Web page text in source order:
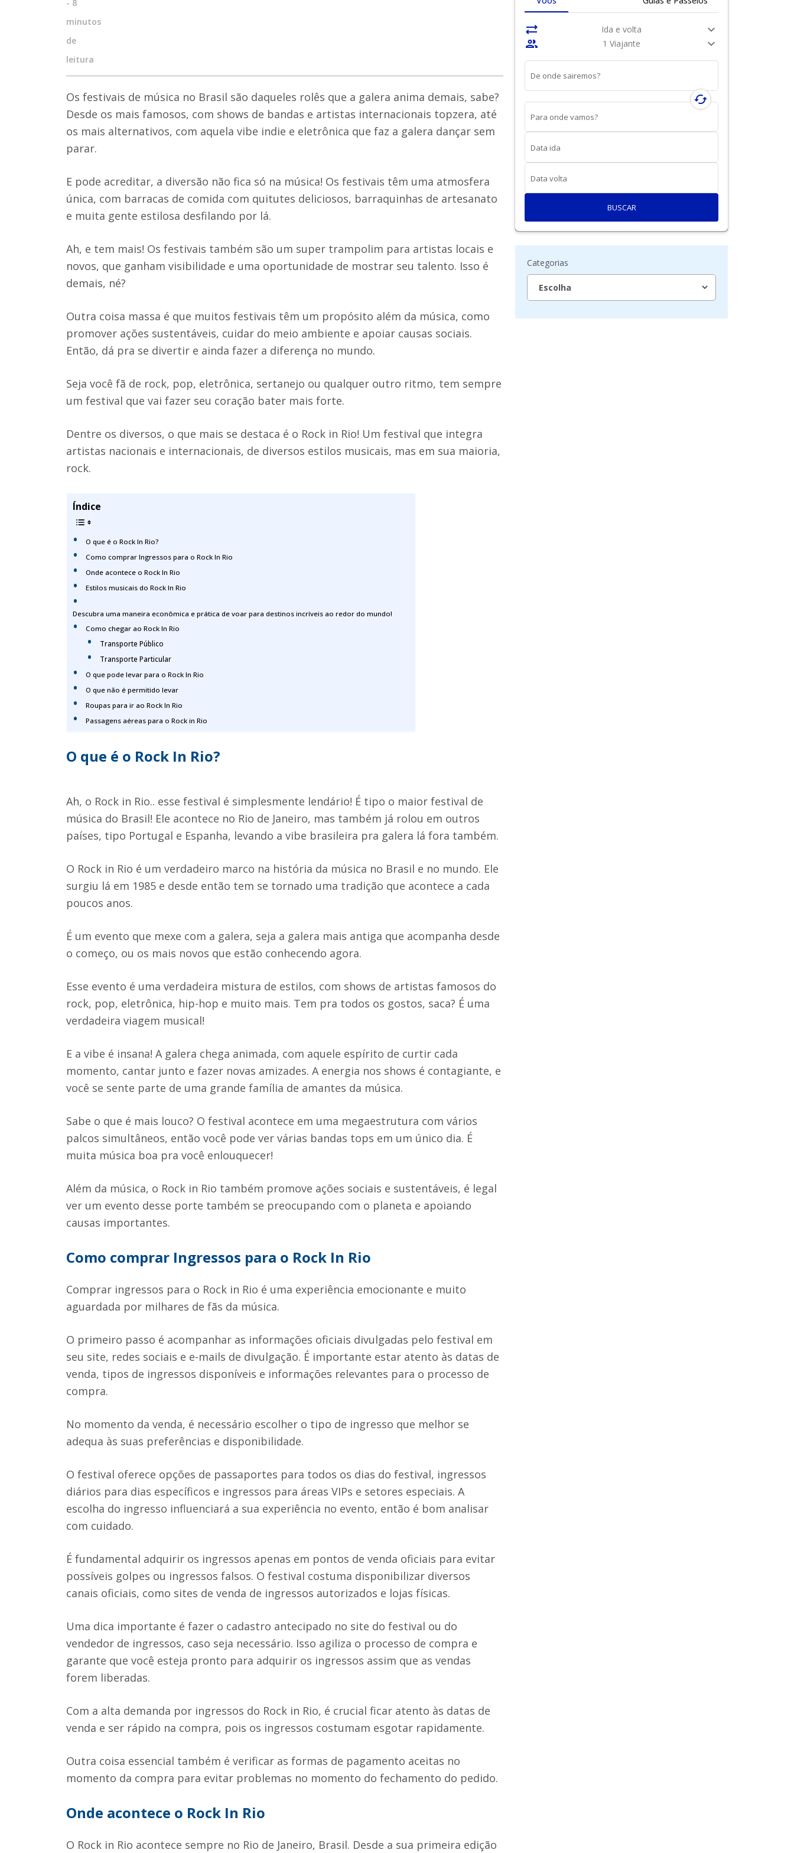
- 8
minutos
de
leitura
Os festivais de música no Brasil são daqueles rolês que a galera anima demais, sabe?
Desde os mais famosos, com shows de bandas e artistas internacionais topzera, até
os mais alternativos, com aquela vibe indie e eletrônica que faz a galera dançar sem
parar.
E pode acreditar, a diversão não fica só na música! Os festivais têm uma atmosfera
única, com barracas de comida com quitutes deliciosos, barraquinhas de artesanato
e muita gente estilosa desfilando por lá.
Ah, e tem mais! Os festivais também são um super trampolim para artistas locais e
novos, que ganham visibilidade e uma oportunidade de mostrar seu talento. Isso é
demais, né?
Outra coisa massa é que muitos festivais têm um propósito além da música, como
promover ações sustentáveis, cuidar do meio ambiente e apoiar causas sociais.
Então, dá pra se divertir e ainda fazer a diferença no mundo.
Seja você fã de rock, pop, eletrônica, sertanejo ou qualquer outro ritmo, tem sempre
um festival que vai fazer seu coração bater mais forte.
Dentre os diversos, o que mais se destaca é o Rock in Rio! Um festival que integra
artistas nacionais e internacionais, de diversos estilos musicais, mas em sua maioria,
rock.
Índice
O que é o Rock In Rio?
Como comprar Ingressos para o Rock In Rio
Onde acontece o Rock In Rio
Estilos musicais do Rock In Rio
Descubra uma maneira econômica e prática de voar para destinos incríveis ao redor do mundo!
Como chegar ao Rock In Rio
Transporte Público
Transporte Particular
O que pode levar para o Rock In Rio
O que não é permitido levar
Roupas para ir ao Rock In Rio
Passagens aéreas para o Rock in Rio
O que é o Rock In Rio?
Ah, o Rock in Rio.. esse festival é simplesmente lendário! É tipo o maior festival de
música do Brasil! Ele acontece no Rio de Janeiro, mas também já rolou em outros
países, tipo Portugal e Espanha, levando a vibe brasileira pra galera lá fora também.
O Rock in Rio é um verdadeiro marco na história da música no Brasil e no mundo. Ele
surgiu lá em 1985 e desde então tem se tornado uma tradição que acontece a cada
poucos anos.
É um evento que mexe com a galera, seja a galera mais antiga que acompanha desde
o começo, ou os mais novos que estão conhecendo agora.
Esse evento é uma verdadeira mistura de estilos, com shows de artistas famosos do
rock, pop, eletrônica, hip-hop e muito mais. Tem pra todos os gostos, saca? É uma
verdadeira viagem musical!
E a vibe é insana! A galera chega animada, com aquele espírito de curtir cada
momento, cantar junto e fazer novas amizades. A energia nos shows é contagiante, e
você se sente parte de uma grande família de amantes da música.
Sabe o que é mais louco? O festival acontece em uma megaestrutura com vários
palcos simultâneos, então você pode ver várias bandas tops em um único dia. É
muita música boa pra você enlouquecer!
Além da música, o Rock in Rio também promove ações sociais e sustentáveis, é legal
ver um evento desse porte também se preocupando com o planeta e apoiando
causas importantes.
Como comprar Ingressos para o Rock In Rio
Comprar ingressos para o Rock in Rio é uma experiência emocionante e muito
aguardada por milhares de fãs da música.
O primeiro passo é acompanhar as informações oficiais divulgadas pelo festival em
seu site, redes sociais e e-mails de divulgação. É importante estar atento às datas de
venda, tipos de ingressos disponíveis e informações relevantes para o processo de
compra.
No momento da venda, é necessário escolher o tipo de ingresso que melhor se
adequa às suas preferências e disponibilidade.
O festival oferece opções de passaportes para todos os dias do festival, ingressos
diários para dias específicos e ingressos para áreas VIPs e setores especiais. A
escolha do ingresso influenciará a sua experiência no evento, então é bom analisar
com cuidado.
É fundamental adquirir os ingressos apenas em pontos de venda oficiais para evitar
possíveis golpes ou ingressos falsos. O festival costuma disponibilizar diversos
canais oficiais, como sites de venda de ingressos autorizados e lojas físicas.
Uma dica importante é fazer o cadastro antecipado no site do festival ou do
vendedor de ingressos, caso seja necessário. Isso agiliza o processo de compra e
garante que você esteja pronto para adquirir os ingressos assim que as vendas
forem liberadas.
Com a alta demanda por ingressos do Rock in Rio, é crucial ficar atento às datas de
venda e ser rápido na compra, pois os ingressos costumam esgotar rapidamente.
Outra coisa essencial também é verificar as formas de pagamento aceitas no
momento da compra para evitar problemas no momento do fechamento do pedido.
Onde acontece o Rock In Rio
O Rock in Rio acontece sempre no Rio de Janeiro, Brasil. Desde a sua primeira edição
sync_alt Ida e volta
expand_more
people
1 Viajante expand_more
De onde sairemos?
cached
Para onde vamos?
Data ida
Data volta
BUSCAR
Categorias